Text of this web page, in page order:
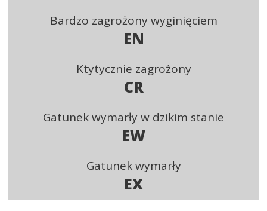
Bardzo zagrożony wyginięciem
EN
Ktytycznie zagrożony
CR
Gatunek wymarły w dzikim stanie
EW
Gatunek wymarły
EX